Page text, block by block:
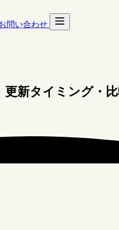
問い合わせ
新タイミング・